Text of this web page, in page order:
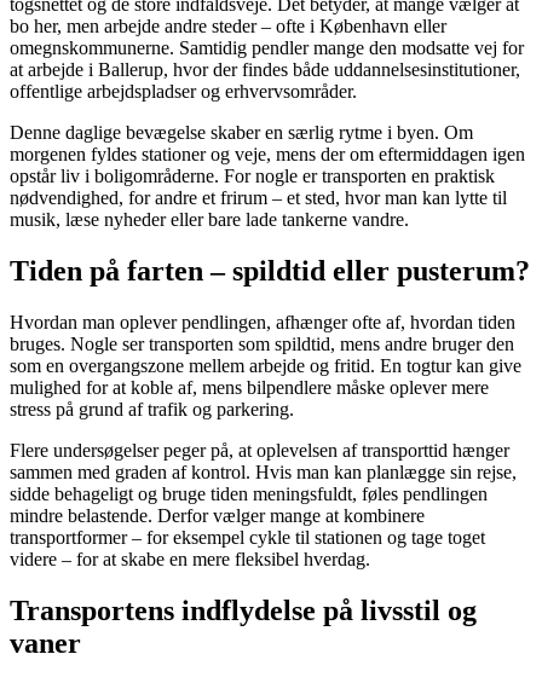
togsnettet og de store indfaldsveje. Det betyder, at mange vælger at
bo her, men arbejde andre steder – ofte i København eller
omegnskommunerne. Samtidig pendler mange den modsatte vej for
at arbejde i Ballerup, hvor der findes både uddannelsesinstitutioner,
offentlige arbejdspladser og erhvervsområder.
Denne daglige bevægelse skaber en særlig rytme i byen. Om
morgenen fyldes stationer og veje, mens der om eftermiddagen igen
opstår liv i boligområderne. For nogle er transporten en praktisk
nødvendighed, for andre et frirum – et sted, hvor man kan lytte til
musik, læse nyheder eller bare lade tankerne vandre.
Tiden på farten – spildtid eller pusterum?
Hvordan man oplever pendlingen, afhænger ofte af, hvordan tiden
bruges. Nogle ser transporten som spildtid, mens andre bruger den
som en overgangszone mellem arbejde og fritid. En togtur kan give
mulighed for at koble af, mens bilpendlere måske oplever mere
stress på grund af trafik og parkering.
Flere undersøgelser peger på, at oplevelsen af transporttid hænger
sammen med graden af kontrol. Hvis man kan planlægge sin rejse,
sidde behageligt og bruge tiden meningsfuldt, føles pendlingen
mindre belastende. Derfor vælger mange at kombinere
transportformer – for eksempel cykle til stationen og tage toget
videre – for at skabe en mere fleksibel hverdag.
Transportens indflydelse på livsstil og
vaner